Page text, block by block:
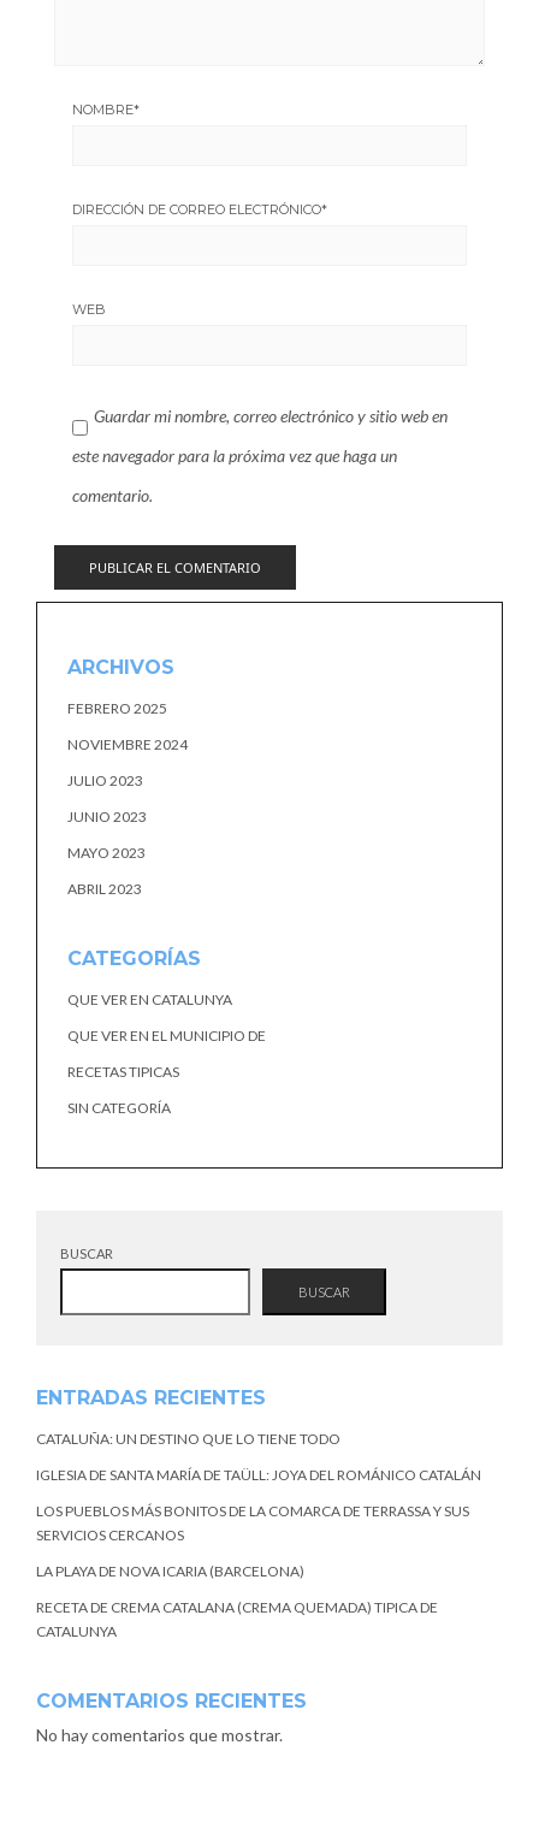
NOMBRE*
DIRECCIÓN DE CORREO ELECTRÓNICO*
WEB
Guardar mi nombre, correo electrónico y sitio web en
este navegador para la próxima vez que haga un
comentario.
ARCHIVOS
FEBRERO 2025
NOVIEMBRE 2024
JULIO 2023
JUNIO 2023
MAYO 2023
ABRIL 2023
CATEGORÍAS
QUE VER EN CATALUNYA
QUE VER EN EL MUNICIPIO DE
RECETAS TIPICAS
SIN CATEGORÍA
BUSCAR
BUSCAR
ENTRADAS RECIENTES
CATALUÑA: UN DESTINO QUE LO TIENE TODO
IGLESIA DE SANTA MARÍA DE TAÜLL: JOYA DEL ROMÁNICO CATALÁN
LOS PUEBLOS MÁS BONITOS DE LA COMARCA DE TERRASSA Y SUS
SERVICIOS CERCANOS
LA PLAYA DE NOVA ICARIA (BARCELONA)
RECETA DE CREMA CATALANA (CREMA QUEMADA) TIPICA DE
CATALUNYA
COMENTARIOS RECIENTES
No hay comentarios que mostrar.